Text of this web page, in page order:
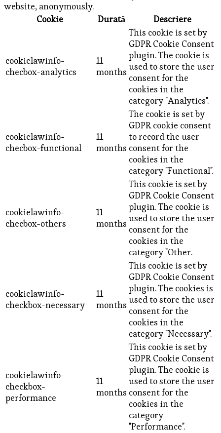
website, anonymously.
Cookie
Durată Descriere
cookielawinfo-
checbox-analytics
11
months
This cookie is set by
GDPR Cookie Consent
plugin. The cookie is
used to store the user
consent for the
cookies in the
category "Analytics".
cookielawinfo-
checbox-functional
11
months
The cookie is set by
GDPR cookie consent
to record the user
consent for the
cookies in the
category "Functional".
cookielawinfo-
checbox-others
11
months
This cookie is set by
GDPR Cookie Consent
plugin. The cookie is
used to store the user
consent for the
cookies in the
category "Other.
cookielawinfo-
checkbox-necessary
11
months
This cookie is set by
GDPR Cookie Consent
plugin. The cookies is
used to store the user
consent for the
cookies in the
category "Necessary".
cookielawinfo-
checkbox-
performance
11
months
This cookie is set by
GDPR Cookie Consent
plugin. The cookie is
used to store the user
consent for the
cookies in the
category
"Performance".